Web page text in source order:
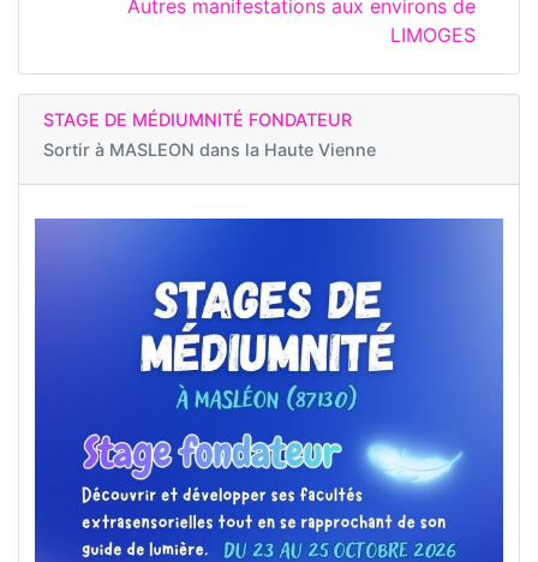
Autres manifestations aux environs de
LIMOGES
STAGE DE MÉDIUMNITÉ FONDATEUR
Sortir à MASLEON dans la Haute Vienne